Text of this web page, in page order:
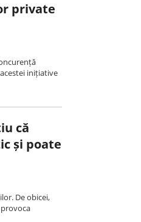
private
inițiative
că
și poate
De obicei,